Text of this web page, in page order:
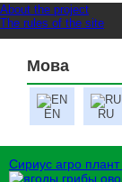
About the project
The rules of the site
Мова
EN RU
Сириус агро плант